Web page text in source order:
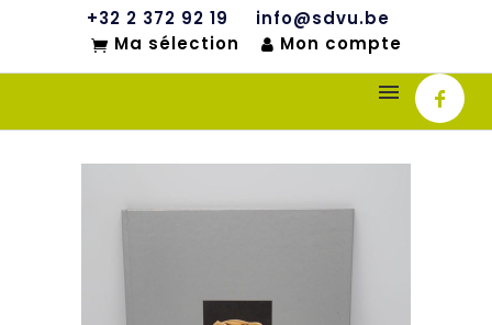
+32 2 372 92 19
info@sdvu.be
Ma sélection
Mon compte